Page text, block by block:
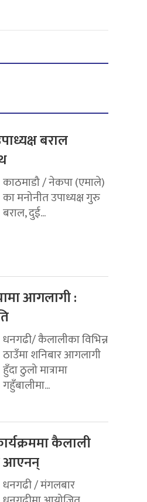
बराल
काठमाडौ / नेकपा (एमाले)
का मनोनीत उपाध्यक्ष गुरु
बराल, दुई...
आगलागी :
धनगढी/ कैलालीका विभिन्न
ठाउँमा शनिबार आगलागी
हुँदा ठुलो मात्रामा
गहुँबालीमा...
कैलाली
आएनन्
धनगढी / मंगलबार